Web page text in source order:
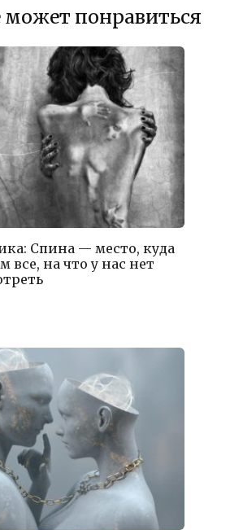
понравиться
Спина — место, куда
на что у нас нет